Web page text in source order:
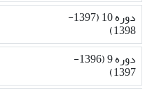
دوره 10 (1397-
1398)
دوره 9 (1396-
1397)